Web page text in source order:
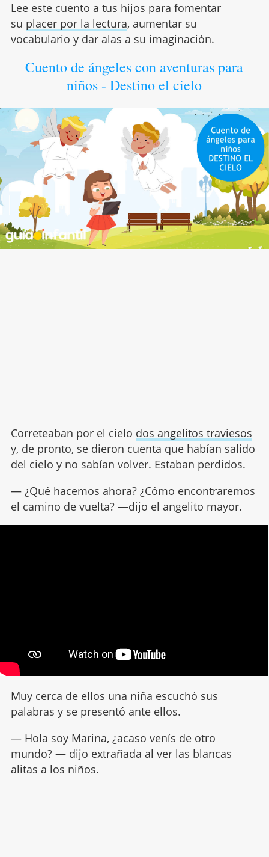
Lee este cuento a tus hijos para fomentar
su placer por la lectura, aumentar su
vocabulario y dar alas a su imaginación.
Cuento de ángeles con aventuras para
niños - Destino el cielo
Correteaban por el cielo dos angelitos traviesos
y, de pronto, se dieron cuenta que habían salido
del cielo y no sabían volver. Estaban perdidos.
— ¿Qué hacemos ahora? ¿Cómo encontraremos
el camino de vuelta? —dijo el angelito mayor.
Muy cerca de ellos una niña escuchó sus
palabras y se presentó ante ellos.
— Hola soy Marina, ¿acaso venís de otro
mundo? — dijo extrañada al ver las blancas
alitas a los niños.